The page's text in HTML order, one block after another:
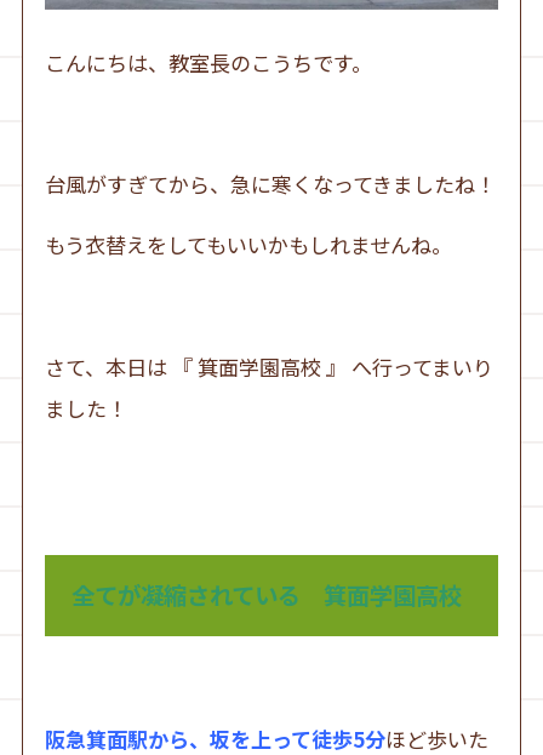
こんにちは、教室長のこうちです。
台風がすぎてから、急に寒くなってきましたね！
もう衣替えをしてもいいかもしれませんね。
さて、本日は 『 箕面学園高校 』 へ行ってまいり
ました！
全てが凝縮されている 箕面学園高校
阪急箕面駅から、坂を上って徒歩5分ほど歩いた